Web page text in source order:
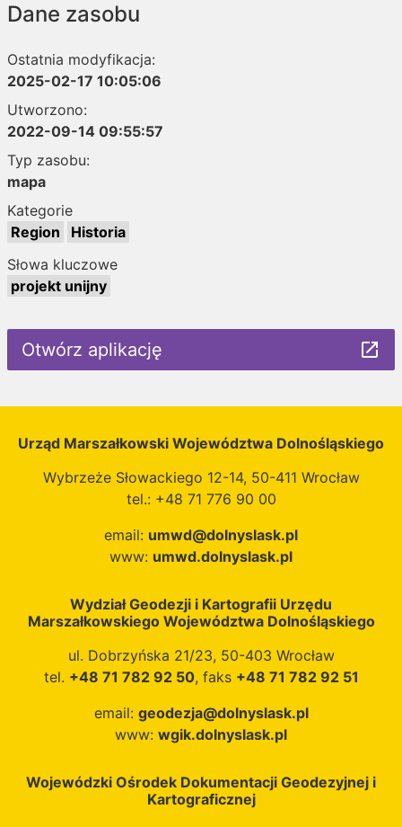
Dane zasobu
Ostatnia modyfikacja:
2025-02-17 10:05:06
Utworzono:
2022-09-14 09:55:57
Typ zasobu:
mapa
Kategorie
Region
Historia
Słowa kluczowe
projekt unijny
Otwórz aplikację launch
Urząd Marszałkowski Województwa Dolnośląskiego
Wybrzeże Słowackiego 12-14, 50-411 Wrocław
tel.: +48 71 776 90 00
email: umwd@dolnyslask.pl
www: umwd.dolnyslask.pl
Wydział Geodezji i Kartografii Urzędu
Marszałkowskiego Województwa Dolnośląskiego
ul. Dobrzyńska 21/23, 50-403 Wrocław
tel. +48 71 782 92 50, faks +48 71 782 92 51
email: geodezja@dolnyslask.pl
www: wgik.dolnyslask.pl
Wojewódzki Ośrodek Dokumentacji Geodezyjnej i
Kartograficznej